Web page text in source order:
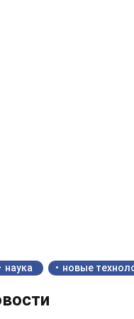
наука новые